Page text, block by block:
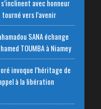
avec honneur
vers l’avenir
SANA échange
TOUMBA à Niamey
invoque l’héritage de
à la libération